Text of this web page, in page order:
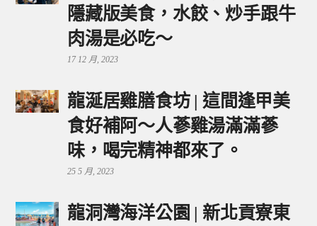
隱藏版美食，水餃、炒手跟牛
肉湯是必吃～
17 12 月, 2023
龍涎居雞膳食坊 | 這間逢甲美
食好補阿～人蔘雞湯滿滿蔘
味，喝完精神都來了。
25 5 月, 2023
龍洞灣海洋公園 | 新北貢寮東